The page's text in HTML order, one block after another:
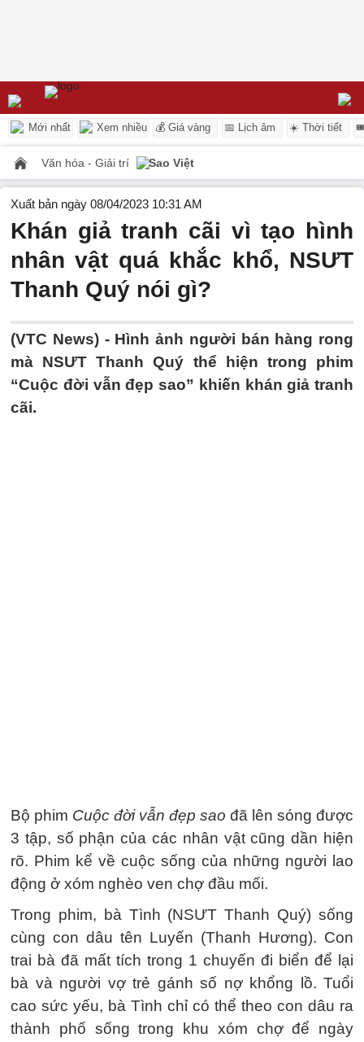
Mới nhất Xem nhiều 💰 Giá vàng 📅 Lịch âm ☀️ Thời tiết
Văn hóa - Giải trí Sao Việt
Xuất bản ngày 08/04/2023 10:31 AM
Khán giả tranh cãi vì tạo hình
nhân vật quá khắc khổ, NSƯT
Thanh Quý nói gì?
(VTC News) - Hình ảnh người bán hàng rong
mà NSƯT Thanh Quý thể hiện trong phim
“Cuộc đời vẫn đẹp sao” khiến khán giả tranh
cãi.
Bộ phim Cuộc đời vẫn đẹp sao đã lên sóng được
3 tập, số phận của các nhân vật cũng dần hiện
rõ. Phim kể về cuộc sống của những người lao
động ở xóm nghèo ven chợ đầu mối.
Trong phim, bà Tình (NSƯT Thanh Quý) sống
cùng con dâu tên Luyến (Thanh Hương). Con
trai bà đã mất tích trong 1 chuyến đi biển để lại
bà và người vợ trẻ gánh số nợ khổng lồ. Tuổi
cao sức yếu, bà Tình chỉ có thể theo con dâu ra
thành phố sống trong khu xóm chợ để ngày